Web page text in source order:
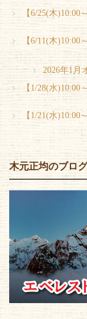
【6/25(木
【6/11(木
2026年1月
【1/28(水
【1/21(水
木元正均のブログ